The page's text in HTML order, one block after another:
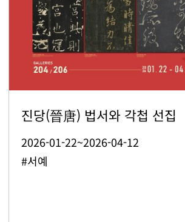
진당(晉唐) 법서와 각첩 선집
2026-01-22~2026-04-12
#서예